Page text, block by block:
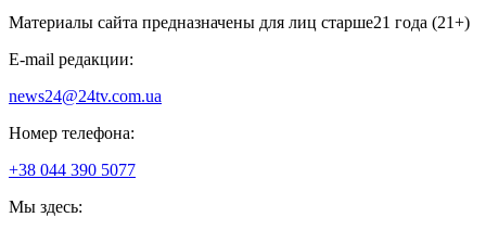
Материалы сайта предназначены для лиц старше21 года (21+)
E-mail редакции:
news24@24tv.com.ua
Номер телефона:
+38 044 390 5077
Мы здесь: